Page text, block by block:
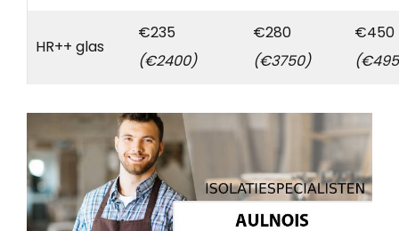
HR++ glas
€235
(€2400)
€280
(€3750)
€450